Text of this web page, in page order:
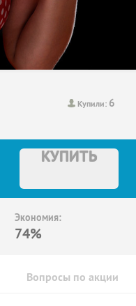
Купили: 6
КУПИТЬ
Экономия:
74%
Вопросы по акции